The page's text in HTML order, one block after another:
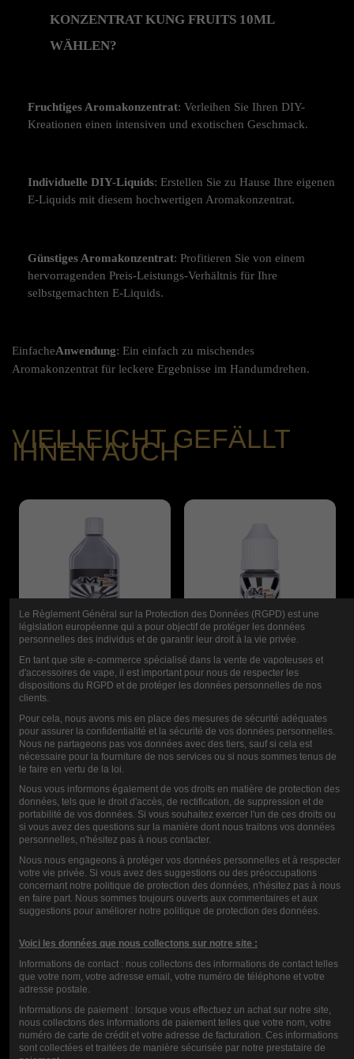
KONZENTRAT KUNG FRUITS 10ML
WÄHLEN?
Fruchtiges Aromakonzentrat: Verleihen Sie Ihren DIY-
Kreationen einen intensiven und exotischen Geschmack.
Individuelle DIY-Liquids: Erstellen Sie zu Hause Ihre eigenen
E-Liquids mit diesem hochwertigen Aromakonzentrat.
Günstiges Aromakonzentrat: Profitieren Sie von einem
hervorragenden Preis-Leistungs-Verhältnis für Ihre
selbstgemachten E-Liquids.
EinfacheAnwendung: Ein einfach zu mischendes
Aromakonzentrat für leckere Ergebnisse im Handumdrehen.
VIELLEICHT GEFÄLLT
IHNEN AUCH
BASE MUSIC
JUICE 1L
12,00 €
MUSIC JUICE
10ML-20MG
0,90 €
RANG
KOMMENTARE (0)
Contact us
Le Règlement Général sur la Protection des Données (RGPD) est une
législation européenne qui a pour objectif de protéger les données
personnelles des individus et de garantir leur droit à la vie privée.
En tant que site e-commerce spécialisé dans la vente de vapoteuses et
d'accessoires de vape, il est important pour nous de respecter les
dispositions du RGPD et de protéger les données personnelles de nos
clients.
Pour cela, nous avons mis en place des mesures de sécurité adéquates
pour assurer la confidentialité et la sécurité de vos données personnelles.
Nous ne partageons pas vos données avec des tiers, sauf si cela est
nécessaire pour la fourniture de nos services ou si nous sommes tenus de
le faire en vertu de la loi.
Nous vous informons également de vos droits en matière de protection des
données, tels que le droit d'accès, de rectification, de suppression et de
portabilité de vos données. Si vous souhaitez exercer l'un de ces droits ou
si vous avez des questions sur la manière dont nous traitons vos données
personnelles, n'hésitez pas à nous contacter.
Nous nous engageons à protéger vos données personnelles et à respecter
votre vie privée. Si vous avez des suggestions ou des préoccupations
concernant notre politique de protection des données, n'hésitez pas à nous
en faire part. Nous sommes toujours ouverts aux commentaires et aux
suggestions pour améliorer notre politique de protection des données.
Voici les données que nous collectons sur notre site :
Informations de contact : nous collectons des informations de contact telles
que votre nom, votre adresse email, votre numéro de téléphone et votre
adresse postale.
Informations de paiement : lorsque vous effectuez un achat sur notre site,
nous collectons des informations de paiement telles que votre nom, votre
numéro de carte de crédit et votre adresse de facturation. Ces informations
sont collectées et traitées de manière sécurisée par notre prestataire de